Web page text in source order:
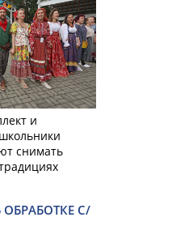
и
снимать
С/